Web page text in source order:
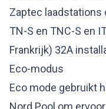
Zaptec laadstations
TN-S en TNC-S en
Frankrijk) 32A
Eco-modus
Eco mode gebruikt
Nord Pool om